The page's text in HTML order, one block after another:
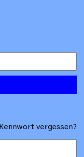
Kennwort vergessen?